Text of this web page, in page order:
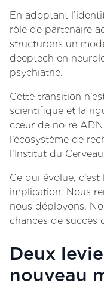
En adoptant
rôle de partenaire
structurons un
deeptech en
psychiatrie.
Cette transition
scientifique et la
cœur de notre
l’écosystème de
l’Institut du
Ce qui évolue,
implication. Nous
nous déployons.
chances de succès
Deux
nouveau